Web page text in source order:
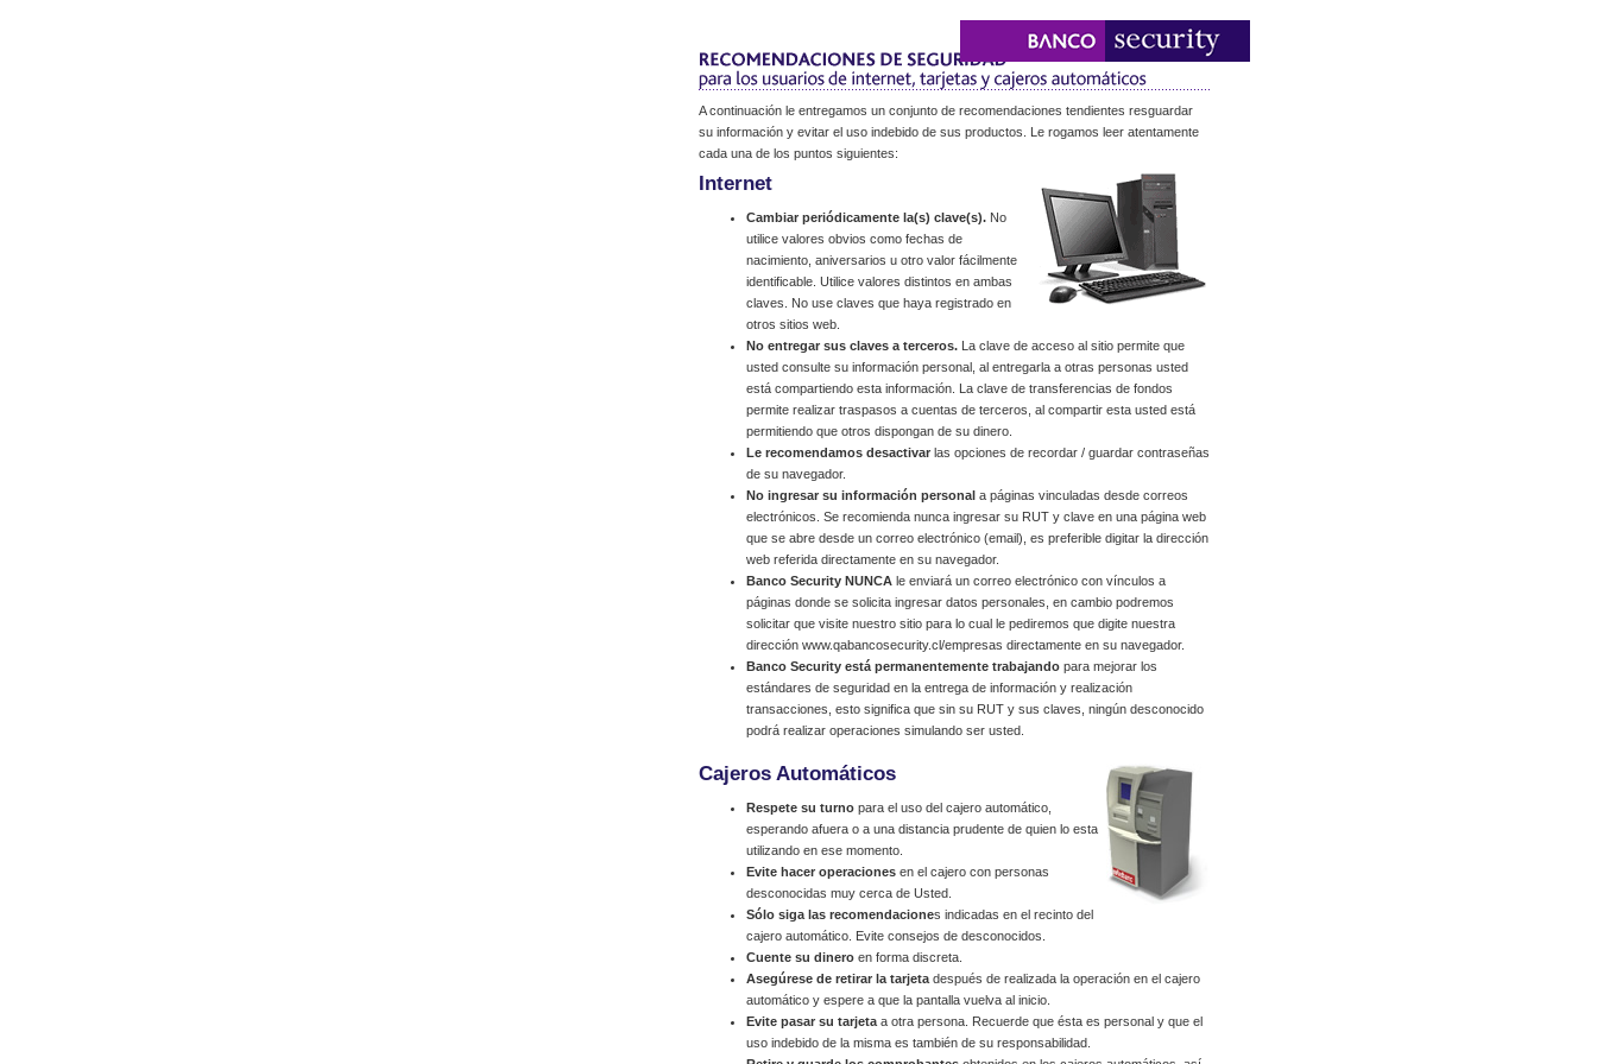
A continuación le entregamos un conjunto de recomendaciones tendientes resguardar
su información y evitar el uso indebido de sus productos. Le rogamos leer atentamente
cada una de los puntos siguientes:
Internet
Cambiar periódicamente la(s) clave(s). No
utilice valores obvios como fechas de
nacimiento, aniversarios u otro valor fácilmente
identificable. Utilice valores distintos en ambas
claves. No use claves que haya registrado en
otros sitios web.
No entregar sus claves a terceros. La clave de acceso al sitio permite que
usted consulte su información personal, al entregarla a otras personas usted
está compartiendo esta información. La clave de transferencias de fondos
permite realizar traspasos a cuentas de terceros, al compartir esta usted está
permitiendo que otros dispongan de su dinero.
Le recomendamos desactivar las opciones de recordar / guardar contraseñas
de su navegador.
No ingresar su información personal a páginas vinculadas desde correos
electrónicos. Se recomienda nunca ingresar su RUT y clave en una página web
que se abre desde un correo electrónico (email), es preferible digitar la dirección
web referida directamente en su navegador.
Banco Security NUNCA le enviará un correo electrónico con vínculos a
páginas donde se solicita ingresar datos personales, en cambio podremos
solicitar que visite nuestro sitio para lo cual le pediremos que digite nuestra
dirección www.qabancosecurity.cl/empresas directamente en su navegador.
Banco Security está permanentemente trabajando para mejorar los
estándares de seguridad en la entrega de información y realización
transacciones, esto significa que sin su RUT y sus claves, ningún desconocido
podrá realizar operaciones simulando ser usted.
Cajeros Automáticos
Respete su turno para el uso del cajero automático,
esperando afuera o a una distancia prudente de quien lo esta
utilizando en ese momento.
Evite hacer operaciones en el cajero con personas
desconocidas muy cerca de Usted.
Sólo siga las recomendaciones indicadas en el recinto del
cajero automático. Evite consejos de desconocidos.
Cuente su dinero en forma discreta.
Asegúrese de retirar la tarjeta después de realizada la operación en el cajero
automático y espere a que la pantalla vuelva al inicio.
Evite pasar su tarjeta a otra persona. Recuerde que ésta es personal y que el
uso indebido de la misma es también de su responsabilidad.